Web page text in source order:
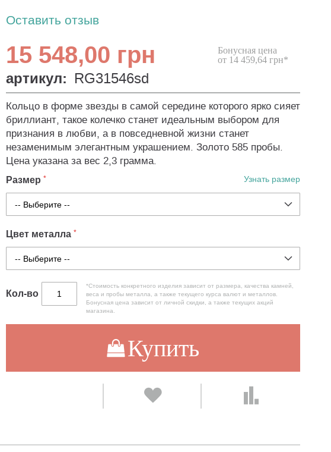
Оставить отзыв
15 548,00 грн
Бонусная цена
от 14 459,64 грн*
артикул: RG31546sd
Кольцо в форме звезды в самой середине которого ярко сияет
бриллиант, такое колечко станет идеальным выбором для
признания в любви, а в повседневной жизни станет
незаменимым элегантным украшением. Золото 585 пробы.
Цена указана за вес 2,3 грамма.
Размер Узнать размер
Цвет металла
Кол-во
*Стоимость конкретного изделия зависит от размера, качества камней,
веса и пробы металла, а также текущего курса валют и металлов.
Бонусная цена зависит от личной скидки, а также текущих акций
магазина.
Купить